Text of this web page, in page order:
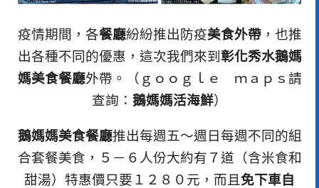
疫情期間，各餐廳紛紛推出防疫美食外帶，也推
出各種不同的優惠，這次我們來到 彰化秀水鵝媽
媽美食餐廳外帶。（ｇｏｏｇｌｅ ｍａｐｓ請
查詢： 鵝媽媽活海鮮）
鵝媽媽美食餐廳推出每週五～週日每週不同的組
合套餐美食，５－６人份大約有７道（含米食和
甜湯）特惠價只要１２８０元，而且免下車自